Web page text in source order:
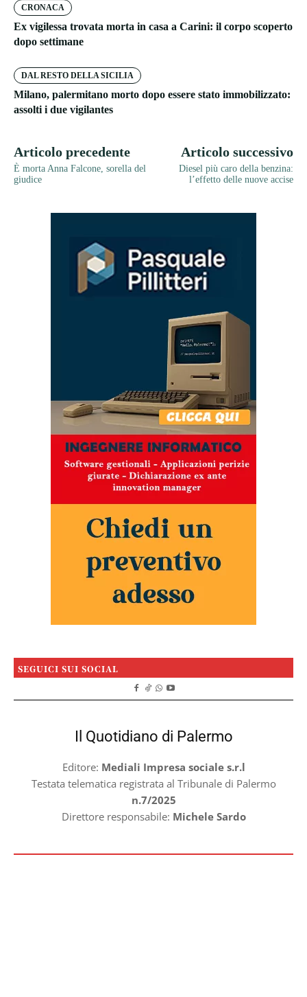
CRONACA
Ex vigilessa trovata morta in casa a Carini: il corpo scoperto
dopo settimane
DAL RESTO DELLA SICILIA
Milano, palermitano morto dopo essere stato immobilizzato:
assolti i due vigilantes
Articolo precedente
È morta Anna Falcone, sorella del
giudice
Articolo successivo
Diesel più caro della benzina:
l’effetto delle nuove accise
SEGUICI SUI SOCIAL
Il Quotidiano di Palermo
Editore: Mediali Impresa sociale s.r.l
Testata telematica registrata al Tribunale di Palermo
n.7/2025
Direttore responsabile: Michele Sardo